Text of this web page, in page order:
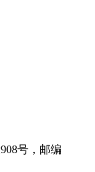
号，邮编